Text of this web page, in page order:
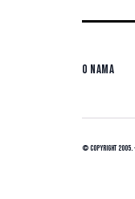
O nama
© Copyright 2005.